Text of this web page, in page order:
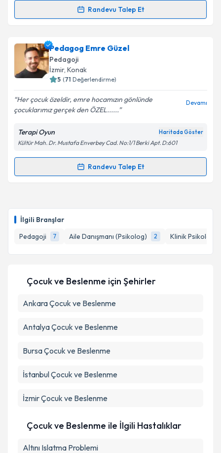
İlgili Branşlar
Pedagoji
7 Aile Danışmanı (Psikolog) 2 Klinik Psikolog
Randevu Talep Et
almanız için bir takvim hazırlandığında e-posta ile
bilgilendireceğiz.
E-posta Adresiniz
Metni
'ni okudum ve kişisel verilerimin belirtilen
kapsamda işlenmesini kabul ediyorum.
Takvim Talebini Gönder
Pedagog Emre Güzel
Pedagoji
İzmir, Konak
5 (71 Değerlendirme)
Her çocuk özeldir, emre hocamızın gönlünde
çocuklarımız gerçek den ÖZEL......
Devamı
Terapi Oyun Haritada Göster
Kültür Mah. Dr. Mustafa Enverbey Cad. No:1/1 Berki Apt. D:601
Randevu Talep Et
Randevu Takvimi Talebi
takvim hazırlandığında e-posta ile bilgilendireceğiz.
E-posta Adresiniz
Metni'ni okudum ve kişisel verilerimin belirtilen
Çocuk ve Beslenme için Şehirler
AnkaraÇocuk ve Beslenme
AntalyaÇocuk ve Beslenme
BursaÇocuk ve Beslenme
İstanbulÇocuk ve Beslenme
İzmirÇocuk ve Beslenme
Çocuk ve Beslenme ile İlgili Hastalıklar
Altını Islatma Problemi